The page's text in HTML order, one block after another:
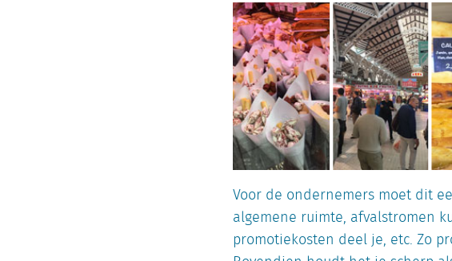
Voor de ondernemers moet dit
algemene ruimte, afvalstromen
promotiekosten deel je, etc. Zo